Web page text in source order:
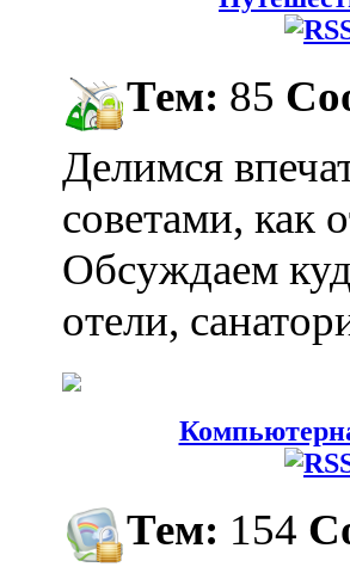
Тем: 85
Делимся
советами, как
Обсуждаем
отели,
Тем: 154